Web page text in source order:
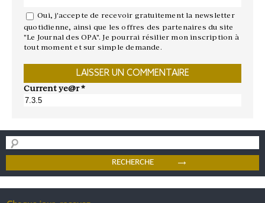
Oui, j'accepte de recevoir gratuitement la newsletter
quotidienne, ainsi que les offres des partenaires du site
"Le Journal des OPA". Je pourrai résilier mon inscription à
tout moment et sur simple demande.
Current ye@r*